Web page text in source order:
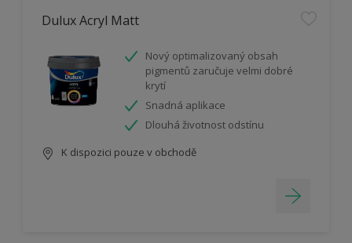
Dulux Acryl Matt
Nový optimalizovaný obsah
pigmentů zaručuje velmi dobré
krytí
Snadná aplikace
Dlouhá životnost odstínu
K dispozici pouze v obchodě